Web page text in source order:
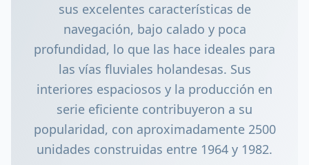
sus excelentes características de
navegación, bajo calado y poca
profundidad, lo que las hace ideales para
las vías fluviales holandesas. Sus
interiores espaciosos y la producción en
serie eficiente contribuyeron a su
popularidad, con aproximadamente 2500
unidades construidas entre 1964 y 1982.